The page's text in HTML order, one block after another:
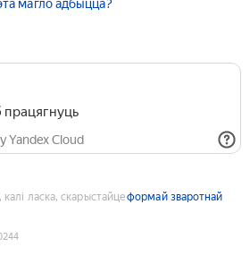
магло адбыцца?
працягнуць
Yandex Cloud
калі ласка, скарыстайцеформай зваротнай